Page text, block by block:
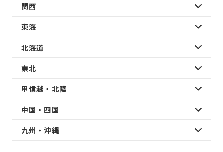
関西
東海
北海道
東北
甲信越・北陸
中国・四国
九州・沖縄